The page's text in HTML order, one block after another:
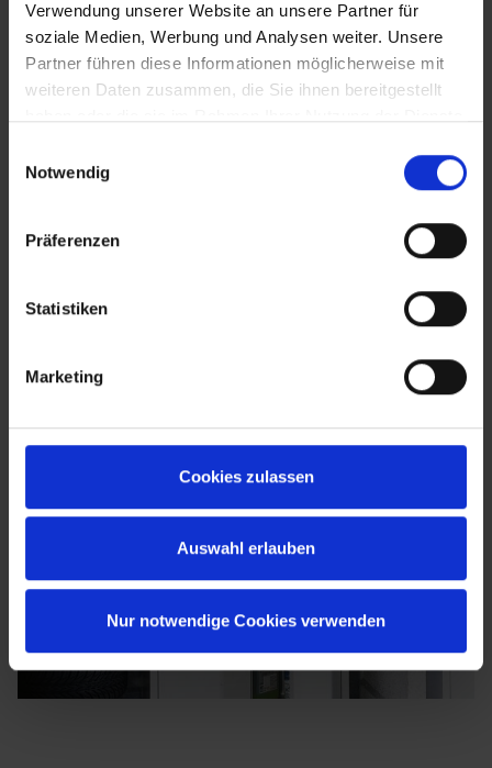
Verwendung unserer Website an unsere Partner für
soziale Medien, Werbung und Analysen weiter. Unsere
Partner führen diese Informationen möglicherweise mit
weiteren Daten zusammen, die Sie ihnen bereitgestellt
Notwendig
Präferenzen
Statistiken
Marketing
Cookies zulassen
Auswahl erlauben
Nur notwendige Cookies verwenden